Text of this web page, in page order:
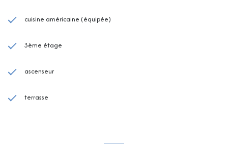
cuisine américaine (équipée)
3ème étage
ascenseur
terrasse